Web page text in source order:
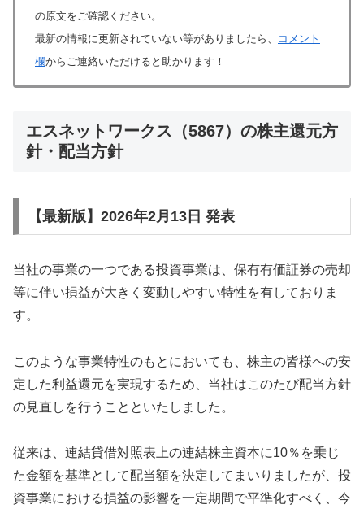
の原文をご確認ください。
最新の情報に更新されていない等がありましたら、
コメント
欄からご連絡いただけると助かります！
エスネットワークス（5867）の株主還元方
針・配当方針
【最新版】2026年2月13日 発表
当社の事業の一つである投資事業は、保有有価証券の売却
等に伴い損益が大きく変動しやすい特性を有しておりま
す。
このような事業特性のもとにおいても、株主の皆様への安
定した利益還元を実現するため、当社はこのたび配当方針
の見直しを行うことといたしました。
従来は、連結貸借対照表上の連結株主資本に10％を乗じ
た金額を基準として配当額を決定してまいりましたが、投
資事業における損益の影響を一定期間で平準化すべく、今